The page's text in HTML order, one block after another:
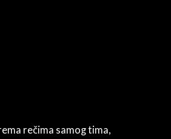
rečima samog tima,